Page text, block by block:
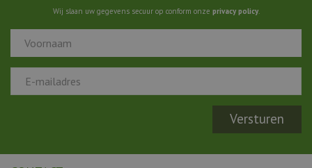
Wij slaan uw gegevens secuur op conform onze privacy policy.